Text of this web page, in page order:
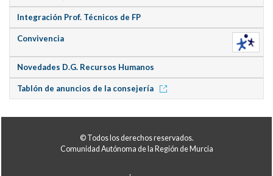
Integración Prof. Técnicos de FP
Convivencia
Novedades D.G. Recursos Humanos
Tablón de anuncios de la consejería
© Todos los derechos reservados.
Comunidad Autónoma de la Región de Murcia